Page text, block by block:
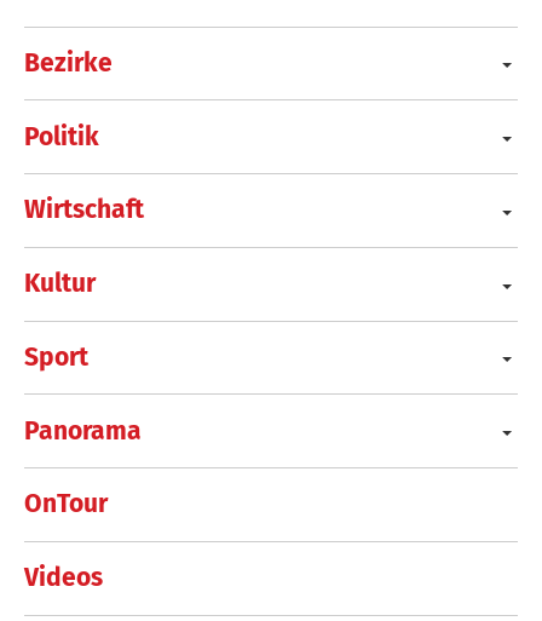
Bezirke
Politik
Wirtschaft
Kultur
Sport
Panorama
OnTour
Videos